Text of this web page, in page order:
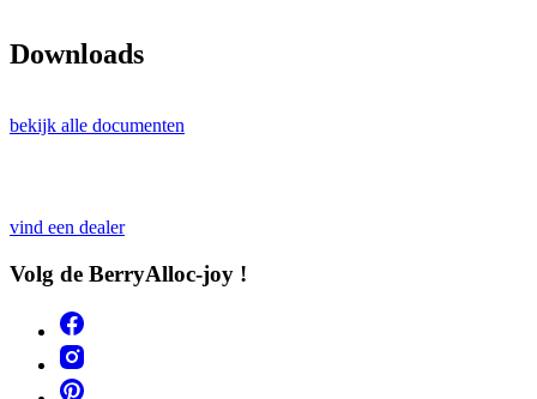
Downloads
bekijk alle documenten
vind een dealer
Volg de BerryAlloc-joy !